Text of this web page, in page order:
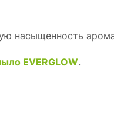
насыщенность
EVERGLOW.